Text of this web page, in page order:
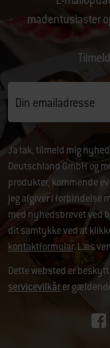
madentusiaster
Din emailadresse
Ja tak, tilmeld mig
Deutschland GmbH og
produkter, kommende
jeg afgiver i forbindelse
med nyhedsbrevet ved
dit samtykke ved at
kontaktformular. Læs
Dette websted er
servicevilkårer